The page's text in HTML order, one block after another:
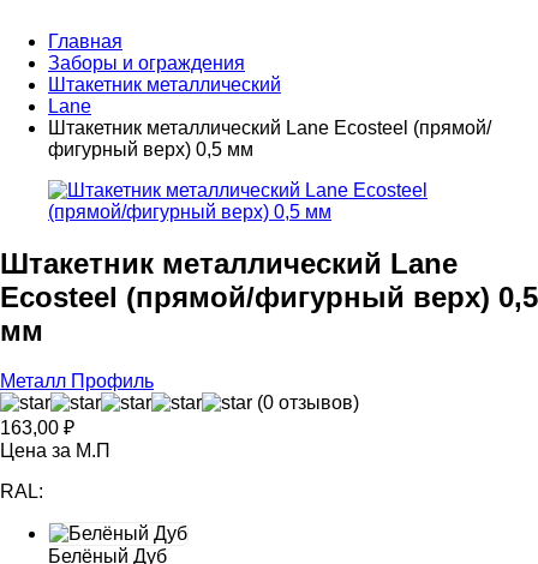
Главная
Заборы и ограждения
Штакетник металлический
Lane
Штакетник металлический Lane Ecosteel (прямой/
фигурный верх) 0,5 мм
Штакетник металлический Lane
Ecosteel (прямой/фигурный верх) 0,5
мм
Металл Профиль
(0 отзывов)
163,00 ₽
Цена за М.П
RAL:
Белёный Дуб